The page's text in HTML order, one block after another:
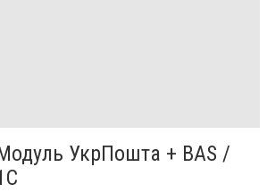
УкрПошта + BAS /